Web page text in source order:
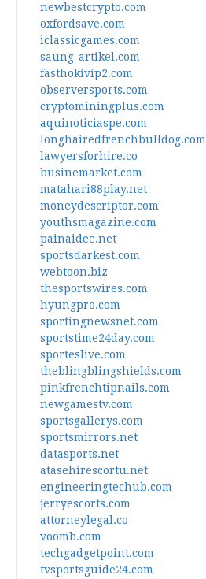
newbestcrypto.com
oxfordsave.com
iclassicgames.com
saung-artikel.com
fasthokivip2.com
observersports.com
cryptominingplus.com
aquinoticiaspe.com
longhairedfrenchbulldog.com
lawyersforhire.co
businemarket.com
matahari88play.net
moneydescriptor.com
youthsmagazine.com
painaidee.net
sportsdarkest.com
webtoon.biz
thesportswires.com
hyungpro.com
sportingnewsnet.com
sportstime24day.com
sporteslive.com
theblingblingshields.com
pinkfrenchtipnails.com
newgamestv.com
sportsgallerys.com
sportsmirrors.net
datasports.net
atasehirescortu.net
engineeringtechub.com
jerryescorts.com
attorneylegal.co
voomb.com
techgadgetpoint.com
tvsportsguide24.com